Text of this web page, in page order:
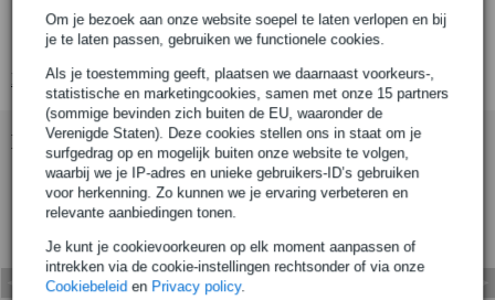
Om je bezoek aan onze website soepel te laten verlopen en bij
je te laten passen, gebruiken we functionele cookies.
Als je toestemming geeft, plaatsen we daarnaast voorkeurs-,
statistische en marketingcookies, samen met onze 15 partners
(sommige bevinden zich buiten de EU, waaronder de
Verenigde Staten). Deze cookies stellen ons in staat om je
surfgedrag op en mogelijk buiten onze website te volgen,
waarbij we je IP-adres en unieke gebruikers-ID’s gebruiken
voor herkenning. Zo kunnen we je ervaring verbeteren en
relevante aanbiedingen tonen.
Je kunt je cookievoorkeuren op elk moment aanpassen of
intrekken via de cookie-instellingen rechtsonder of via onze
Cookiebeleid en Privacy policy.
kleur: chrome
configuratie: 2x2
Bekijk alle productspecificaties
Bekijk ook eens (1)